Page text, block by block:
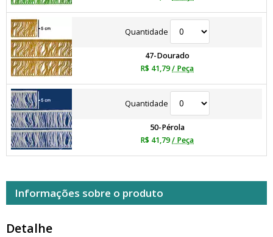
Quantidade
47-Dourado
R$ 41,79/ Peça
Quantidade
50-Pérola
R$ 41,79/ Peça
Informações sobre o produto
Detalhe